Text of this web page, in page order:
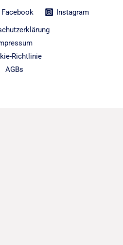
Facebook
Instagram
Richtlinie
AGBs